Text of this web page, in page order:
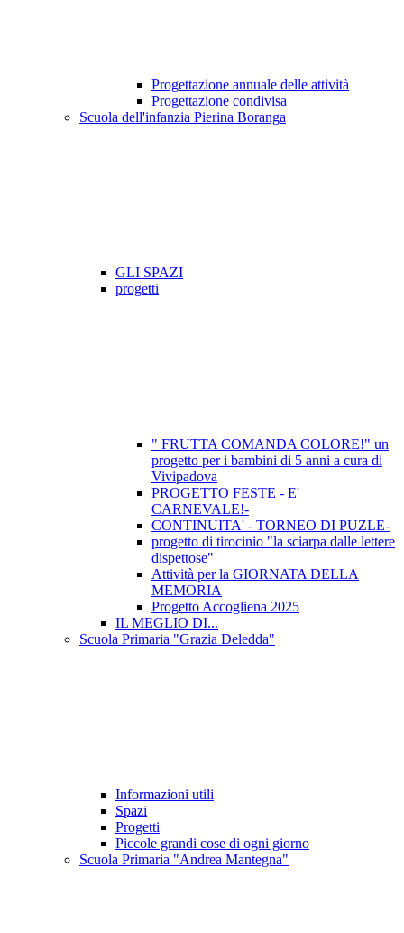
Progettazione annuale delle attività
Progettazione condivisa
Scuola dell'infanzia Pierina Boranga
GLI SPAZI
progetti
" FRUTTA COMANDA COLORE!" un
progetto per i bambini di 5 anni a cura di
Vivipadova
PROGETTO FESTE - E'
CARNEVALE!-
CONTINUITA' - TORNEO DI PUZLE-
progetto di tirocinio "la sciarpa dalle lettere
dispettose"
Attività per la GIORNATA DELLA
MEMORIA
Progetto Accogliena 2025
IL MEGLIO DI...
Scuola Primaria "Grazia Deledda"
Informazioni utili
Spazi
Progetti
Piccole grandi cose di ogni giorno
Scuola Primaria "Andrea Mantegna"